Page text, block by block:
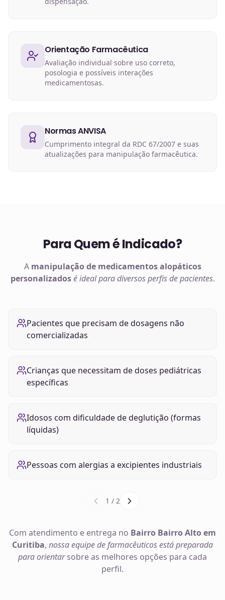
Orientação Farmacêutica
Avaliação individual sobre uso correto,
posologia e possíveis interações
medicamentosas.
Normas ANVISA
Cumprimento integral da RDC 67/2007 e suas
atualizações para manipulação farmacêutica.
Para Quem é Indicado?
A manipulação de medicamentos alopáticos
personalizados é ideal para diversos perfis de pacientes.
Pacientes que precisam de dosagens não
comercializadas
Crianças que necessitam de doses pediátricas
específicas
Idosos com dificuldade de deglutição (formas
líquidas)
Pessoas com alergias a excipientes industriais
1 / 2
Com atendimento e entrega no Bairro Bairro Alto em
Curitiba, nossa equipe de farmacêuticos está preparada
para orientarsobre as melhores opções para cada
perfil.